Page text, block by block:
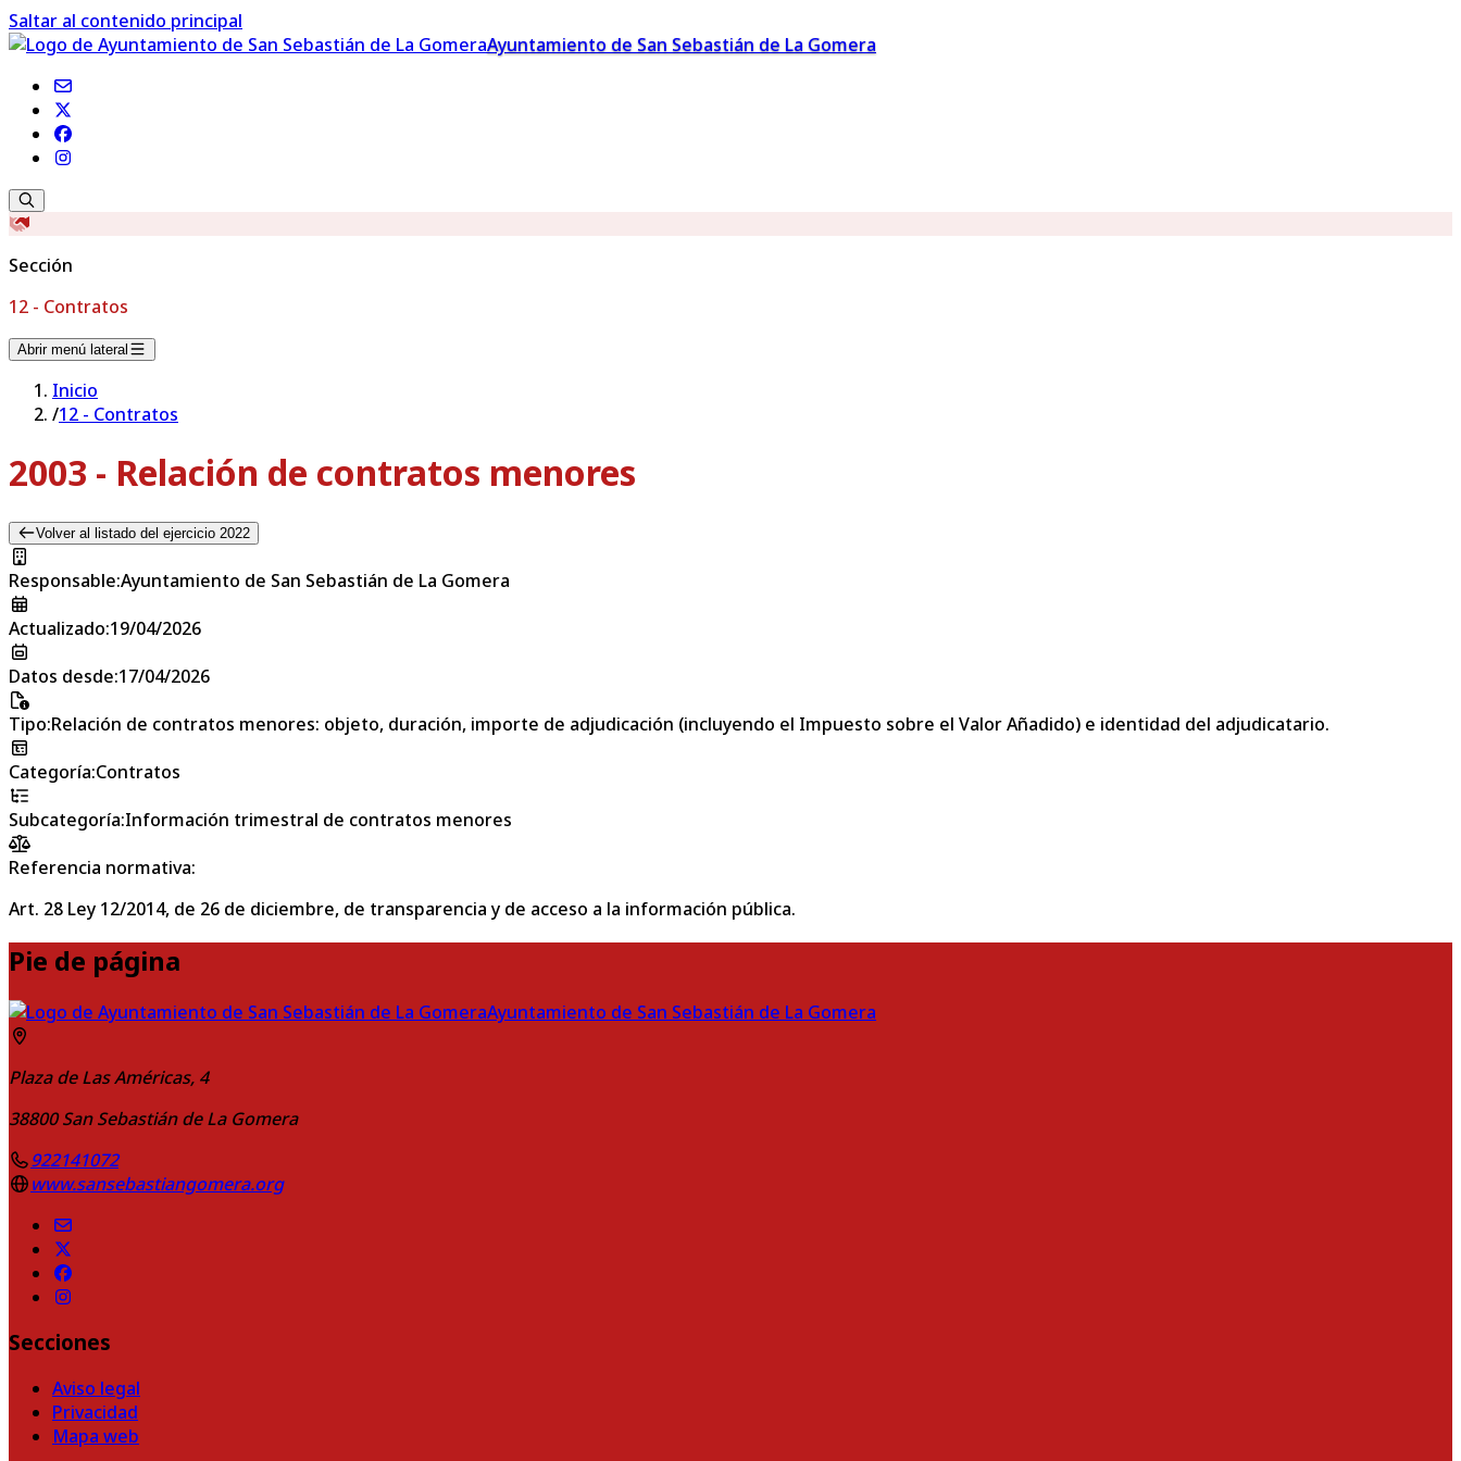
Saltar al contenido principal
Ayuntamiento de San Sebastián de La Gomera
Sección
12 - Contratos
Abrir menú lateral
Inicio
/12 - Contratos
2003 - Relación de contratos menores
Volver al listado del ejercicio 2022
Responsable:Ayuntamiento de San Sebastián de La Gomera
Actualizado:19/04/2026
Datos desde:17/04/2026
Tipo:Relación de contratos menores: objeto, duración, importe de adjudicación (incluyendo el Impuesto sobre el Valor Añadido) e identidad del adjudicatario.
Categoría:Contratos
Subcategoría:Información trimestral de contratos menores
Referencia normativa:
Art. 28 Ley 12/2014, de 26 de diciembre, de transparencia y de acceso a la información pública.
Pie de página
Ayuntamiento de San Sebastián de La Gomera
Plaza de Las Américas, 4
38800 San Sebastián de La Gomera
922141072
www.sansebastiangomera.org
Secciones
Aviso legal
Privacidad
Mapa web